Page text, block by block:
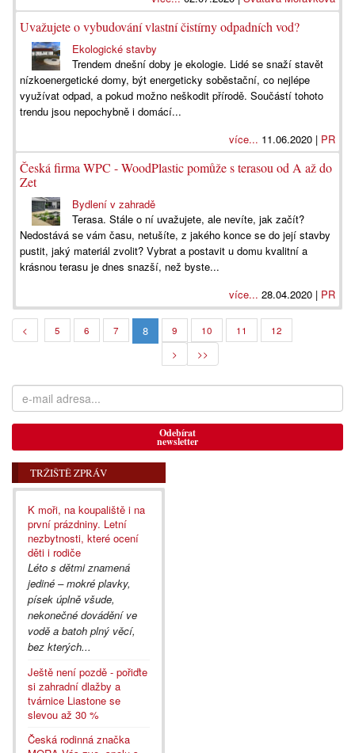
Uvažujete o vybudování vlastní čistírny odpadních vod?
Ekologické stavby
Trendem dnešní doby je ekologie. Lidé se snaží stavět
nízkoenergetické domy, být energeticky soběstační, co nejlépe
využívat odpad, a pokud možno neškodit přírodě. Součástí tohoto
trendu jsou nepochybně i domácí...
více... 11.06.2020 | PR
Česká firma WPC - WoodPlastic pomůže s terasou od A až do
Zet
Bydlení v zahradě
Terasa. Stále o ní uvažujete, ale nevíte, jak začít?
Nedostává se vám času, netušíte, z jakého konce se do její stavby
pustit, jaký materiál zvolit? Vybrat a postavit u domu kvalitní a
krásnou terasu je dnes snazší, než byste...
více... 28.04.2020 | PR
< 5 6 7 8 9 10 11
12
>
>>
Odebírat
newsletter
TRŽIŠTĚ ZPRÁV
K moři, na koupaliště i na
první prázdniny. Letní
nezbytnosti, které ocení
děti i rodiče
Léto s dětmi znamená
jediné – mokré plavky,
písek úplně všude,
nekonečné dovádění ve
vodě a batoh plný věcí,
bez kterých...
Ještě není pozdě - pořiďte
si zahradní dlažby a
tvárnice Liastone se
slevou až 30 %
Česká rodinná značka